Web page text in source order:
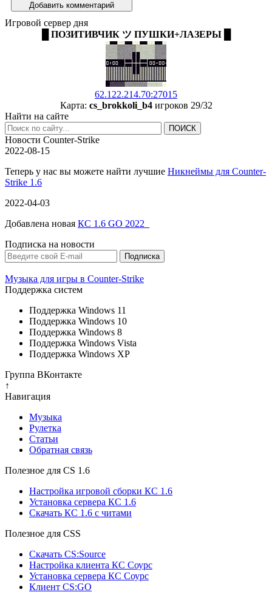
Добавить комментарий
Игровой сервер дня
█ ПОЗИТИВЧИК ツ ПУШКИ+ЛАЗЕРЫ █
62.122.214.70:27015
Карта: cs_brokkoli_b4игроков 29/32
Найти на сайте
Новости Counter-Strike
2022-08-15
Теперь у нас вы можете найти лучшие Никнеймы для Counter-
Strike 1.6
2022-04-03
Добавлена новая КС 1.6 GO 2022
Подписка на новости
Музыка для игры в Counter-Strike
Поддержка систем
Поддержка Windows 11
Поддержка Windows 10
Поддержка Windows 8
Поддержка Windows Vista
Поддержка Windows XP
Группа ВКонтакте
↑
Навигация
Музыка
Рулетка
Cтатьи
Обратная связь
Полезное для CS 1.6
Настройка игровой сборки КС 1.6
Установка сервера КС 1.6
Скачать КС 1.6 с читами
Полезное для CSS
Скачать CS:Source
Настройка клиента КС Cоурс
Установка сервера КС Соурс
Клиент CS:GO